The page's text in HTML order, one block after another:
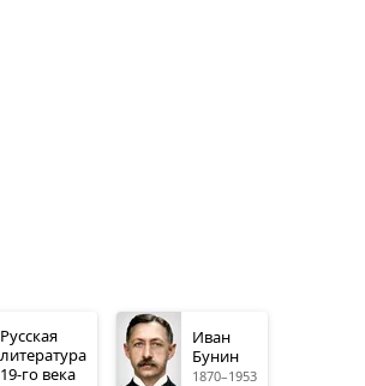
Русская
литература
19-го века
Иван
Бунин
1870–1953